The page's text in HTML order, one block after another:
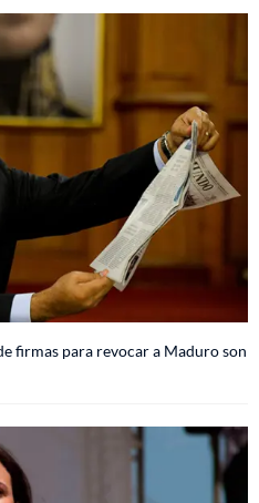
firmas para revocar a Maduro son